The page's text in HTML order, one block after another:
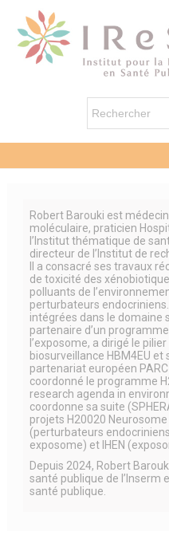
Robert Barouki est
moléculaire, praticien
l’Institut thématique de
directeur de l’Institut de
Il a consacré ses travaux
de toxicité des
polluants de
perturbateurs
intégrées dans le domaine
partenaire d’un
l’exposome, a dirigé le
biosurveillance HBM4EU
partenariat européen
coordonné le programme
research agenda in
coordonne sa suite
projets H20020
(perturbateurs
exposome) et IHEN
Depuis 2024, Robert
santé publique de l’Inserm
santé publique.